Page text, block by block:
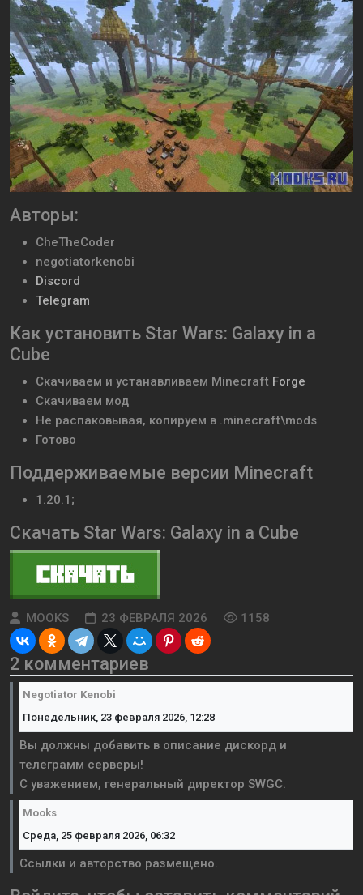
Авторы:
CheTheCoder
negotiatorkenobi
Discord
Telegram
Как установить Star Wars: Galaxy in a
Cube
Скачиваем и устанавливаем Minecraft Forge
Скачиваем мод
Не распаковывая, копируем в .minecraft\mods
Готово
Поддерживаемые версии Minecraft
1.20.1;
Скачать Star Wars: Galaxy in a Cube
MOOKS 23 ФЕВРАЛЯ 2026 1158
2 комментариев
Negotiator Kenobi
Понедельник, 23 февраля 2026, 12:28
Вы должны добавить в описание дискорд и
телеграмм серверы!
С уважением, генеральный директор SWGC.
Mooks
Среда, 25 февраля 2026, 06:32
Ссылки и авторство размещено.